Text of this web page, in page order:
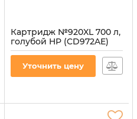
Картридж №920XL 700 л,
голубой HP (CD972AE)
Артикул:CI-HP-CD972A-CY
Уточнить цену